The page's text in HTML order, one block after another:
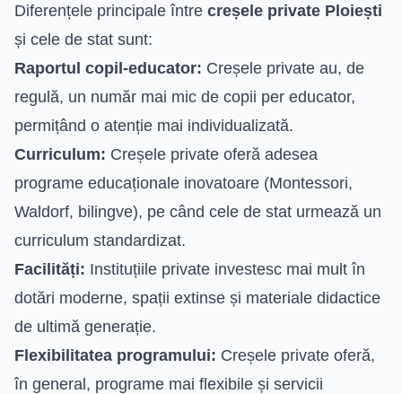
Diferențele principale între creșele private Ploiești
și cele de stat sunt:
Raportul copil-educator: Creșele private au, de
regulă, un număr mai mic de copii per educator,
permițând o atenție mai individualizată.
Curriculum: Creșele private oferă adesea
programe educaționale inovatoare (Montessori,
Waldorf, bilingve), pe când cele de stat urmează un
curriculum standardizat.
Facilități: Instituțiile private investesc mai mult în
dotări moderne, spații extinse și materiale didactice
de ultimă generație.
Flexibilitatea programului: Creșele private oferă,
în general, programe mai flexibile și servicii